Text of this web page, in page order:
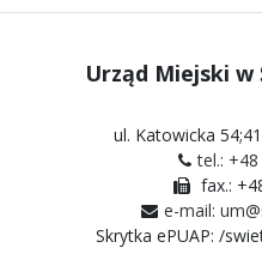
Urząd Miejski w
ul. Katowicka
tel.:
fax.:
e-mail:
Skrytka ePUAP: /